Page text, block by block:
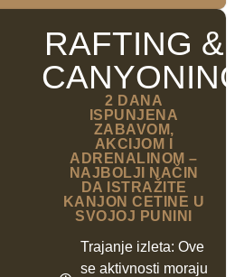
RAFTING &
2 DANA
ISPUNJENA
ZABAVOM,
AKCIJOM I
ADRENALINOM –
NAJBOLJI NAČIN
DA ISTRAŽITE
KANJON CETINE U
SVOJOJ PUNINI
Trajanje izleta: Ove
se aktivnosti moraju